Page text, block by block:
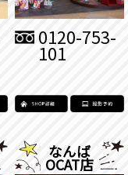
0120-753-
101
なんば
OCAT店